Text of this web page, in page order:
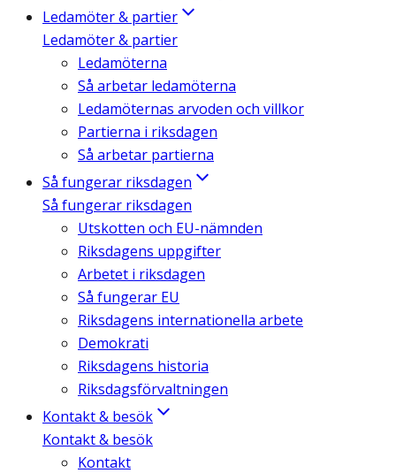
Ledamöter & partier
Ledamöter & partier
Ledamöterna
Så arbetar ledamöterna
Ledamöternas arvoden och villkor
Partierna i riksdagen
Så arbetar partierna
Så fungerar riksdagen
Så fungerar riksdagen
Utskotten och EU-nämnden
Riksdagens uppgifter
Arbetet i riksdagen
Så fungerar EU
Riksdagens internationella arbete
Demokrati
Riksdagens historia
Riksdagsförvaltningen
Kontakt & besök
Kontakt & besök
Kontakt